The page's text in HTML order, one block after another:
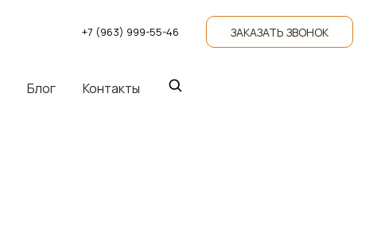
+7 (963) 999-55-46
ЗАКАЗАТЬ ЗВОНОК
Блог Контакты